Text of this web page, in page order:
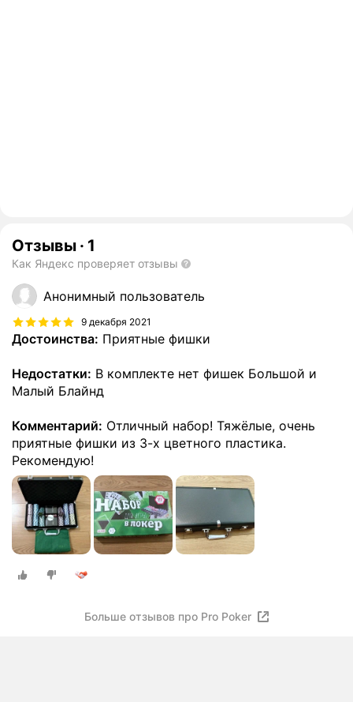
Отзывы · 1
Как Яндекс проверяет отзывы
Анонимный пользователь
9 декабря 2021
Достоинства: Приятные фишки
Недостатки: В комплекте нет фишек Большой и
Малый Блайнд
Комментарий: Отличный набор! Тяжёлые, очень
приятные фишки из 3-х цветного пластика.
Рекомендую!
Больше отзывов про Pro Poker